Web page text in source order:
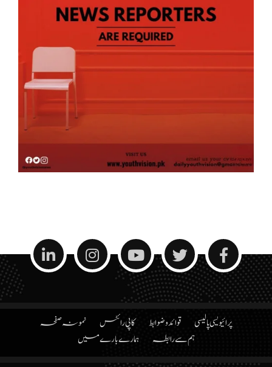
پرائیویسی پالیسی قوائد و ضوابط کاپی رائٹس
نمونہ صفحہ
ہم سے رابطہ
ہمارے بارے میں